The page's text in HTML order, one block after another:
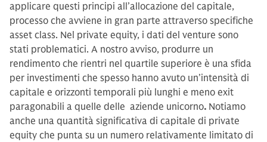
applicare questi principi all’allocazione del capitale,
processo che avviene in gran parte attraverso specifiche
asset class. Nel private equity, i dati del venture sono
stati problematici. A nostro avviso, produrre un
rendimento che rientri nel quartile superiore è una sfida
per investimenti che spesso hanno avuto un’intensità di
capitale e orizzonti temporali più lunghi e meno exit
paragonabili a quelle delle aziende unicorno. Notiamo
anche una quantità significativa di capitale di private
equity che punta su un numero relativamente limitato di